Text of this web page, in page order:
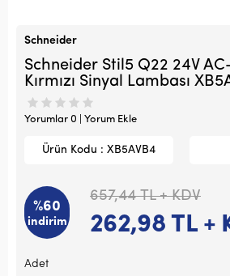
Schneider
Schneider Stil5 Q22 24V
Kırmızı Sinyal Lambası
Yorumlar 0 | Yorum Ekle
Ürün Kodu : XB5AVB4
%60
indirim
657,44TL + KDV
262,98 TL +
Adet